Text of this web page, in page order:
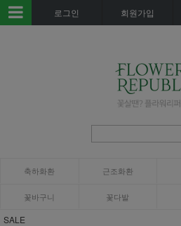
로그인 회원가입
축하화환 근조화환
꽃바구니 꽃다발
SALE